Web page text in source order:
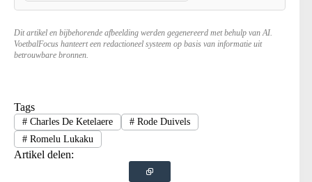
Dit artikel en bijbehorende afbeelding werden gegenereerd met behulp van AI.
VoetbalFocus hanteert een redactioneel systeem op basis van informatie uit
betrouwbare bronnen.
Tags
#Charles De Ketelaere #Rode Duivels
#Romelu Lukaku
Artikel delen: